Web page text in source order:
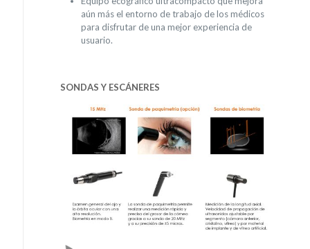
aún más el entorno de trabajo de los médicos
para disfrutar de una mejor experiencia de
usuario.
SONDAS Y ESCÁNERES